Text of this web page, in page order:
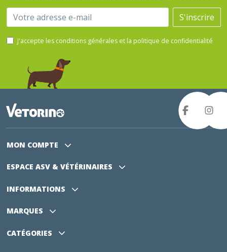
Email S'inscrire
J'accepte les conditions générales et la politique de confidentialité
MON COMPTE
ESPACE ASV & VÉTÉRINAIRES
INFORMATIONS
MARQUES
CATÉGORIES